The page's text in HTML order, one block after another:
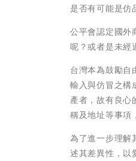
是否有可能是仿
公平會認定國外
呢？或者是未經
台灣本為鼓勵自
輸入與仿冒之構
產者，故有良心
稱及地址等事項
為了進一步理解
述其差異性，以